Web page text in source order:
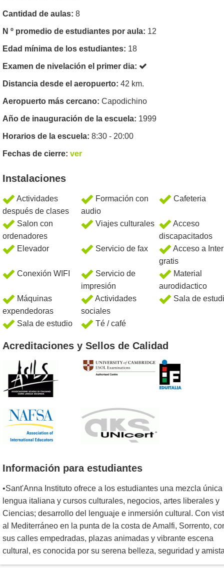
Cantidad de aulas: 8
N º promedio de estudiantes por aula: 12
Edad mínima de los estudiantes: 18
Examen de nivelación el primer dia:
Distancia desde el aeropuerto: 42 km.
Aeropuerto más cercano: Capodichino
Año de inauguración de la escuela: 1999
Horarios de la escuela: 8:30 - 20:00
Fechas de cierre: ver
Instalaciones
Actividades
después de clases
Formación con
audio
Cafeteria
Salon con
ordenadores
Viajes culturales
Acceso
discapacitados
Elevador
Servicio de fax
Acceso a
gratis
Conexión WIFI
Servicio de
impresión
Material
aurodidactico
Máquinas
expendedoras
Actividades
sociales
Sala de
Sala de estudio Té / café
Acreditaciones y Sellos de Calidad
Información para estudiantes
•Sant'Anna Instituto ofrece a los estudiantes una mezcla única
lengua italiana y cursos culturales, negocios, artes liberales y
Ciencias; desarrollo del lenguaje e inmersión cultural. Con
al Mediterráneo en la punta de la costa de Amalfi, Sorrento,
sus calles empedradas, plazas animadas y vibrante escena
cultural, es conocida por su serena belleza, seguridad y